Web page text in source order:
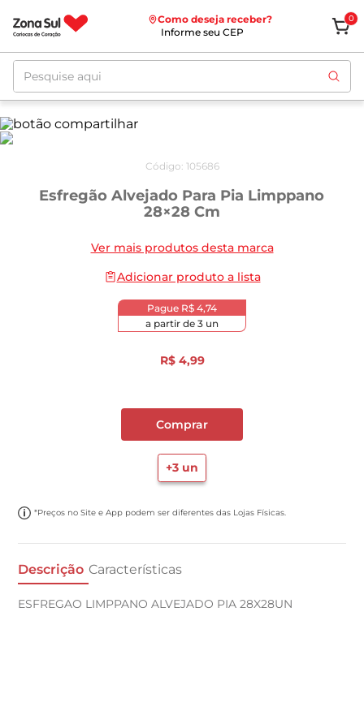
Como deseja receber?
Informe seu CEP
0
Pesquise aqui
Código: 105686
Esfregão Alvejado Para Pia Limppano
28×28 Cm
Ver mais produtos desta marca
Adicionar produto a lista
Pague R$ 4,74
a partir de 3 un
R$ 4,99
Comprar
+3 un
*Preços no Site e App podem ser diferentes das Lojas Físicas.
Descrição Características
ESFREGAO LIMPPANO ALVEJADO PIA 28X28UN